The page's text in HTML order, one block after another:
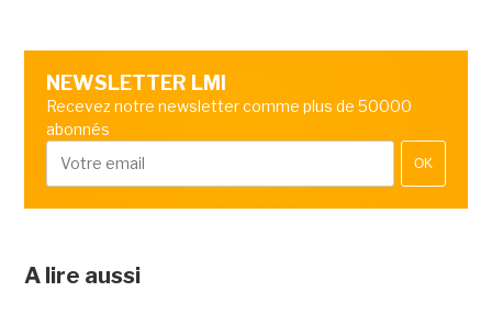
NEWSLETTER LMI
Recevez notre newsletter comme plus de 50000
abonnés
OK
A lire aussi